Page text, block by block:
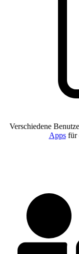
Verschiedene
Appsfür